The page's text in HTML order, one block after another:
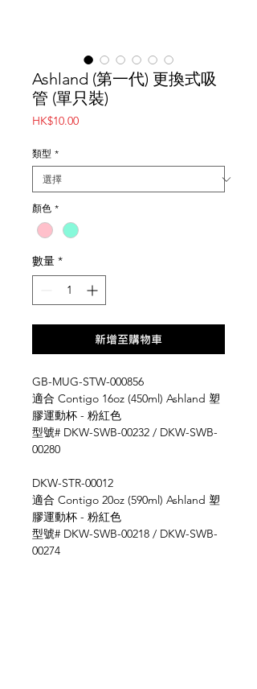
Ashland (第一代) 更換式吸
管 (單只裝)
HK$10.00價
類型 *
顏色 *
數量 *
新增至購物車
GB-MUG-STW-000856
適合 Contigo 16oz (450ml) Ashland 塑
膠運動杯 - 粉紅色
型號# DKW-SWB-00232 / DKW-SWB-
00280
DKW-STR-00012
適合 Contigo 20oz (590ml) Ashland 塑
膠運動杯 - 粉紅色
型號# DKW-SWB-00218 / DKW-SWB-
00274